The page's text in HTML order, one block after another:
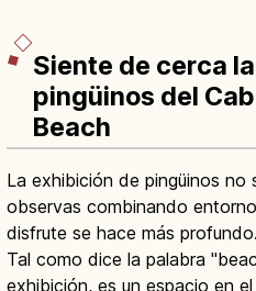
Siente de cerca
pingüinos del
Beach
La exhibición de pingüinos no
observas combinando
disfrute se hace más profundo.
Tal como dice la palabra
exhibición, es un espacio en